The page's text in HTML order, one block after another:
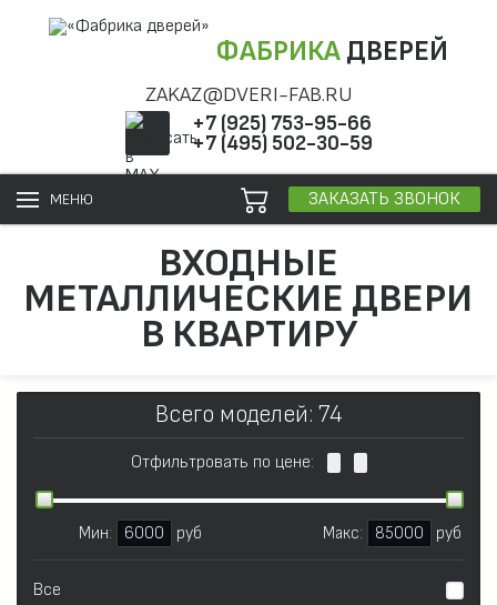
ФАБРИКАДВЕРЕЙ
ZAKAZ@DVERI-FAB.RU
+7 (925) 753-95-66
+7 (495) 502-30-59
МЕНЮ ЗАКАЗАТЬ ЗВОНОК
ВХОДНЫЕ
МЕТАЛЛИЧЕСКИЕ ДВЕРИ
В КВАРТИРУ
Всего моделей: 74
Отфильтровать по цене:
Мин: 6000 руб Макс: 85000 руб
Все